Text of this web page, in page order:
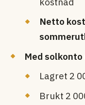
Netto
Med solkonto
Lagret 2
Brukt 2